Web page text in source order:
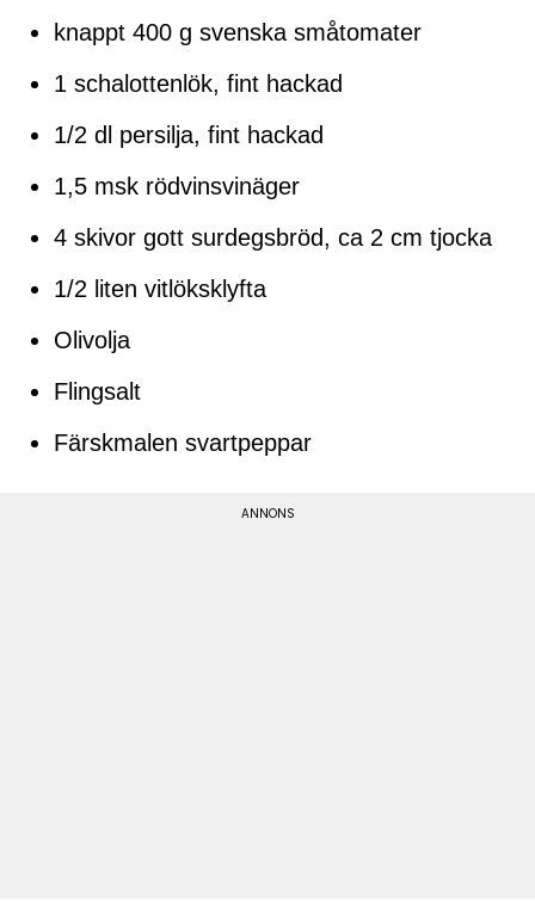
knappt 400 g svenska småtomater
1 schalottenlök, fint hackad
1/2 dl persilja, fint hackad
1,5 msk rödvinsvinäger
4 skivor gott surdegsbröd, ca 2 cm tjocka
1/2 liten vitlöksklyfta
Olivolja
Flingsalt
Färskmalen svartpeppar